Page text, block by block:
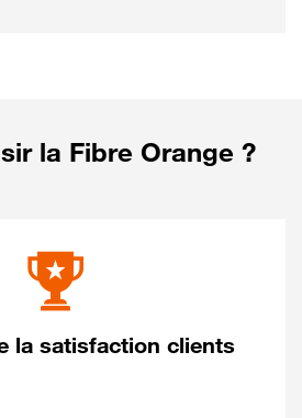
la Fibre Orange ?
la satisfaction clients